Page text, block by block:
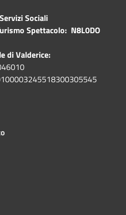
Sociali
Spettacolo: N8L0DO
di Valderice: